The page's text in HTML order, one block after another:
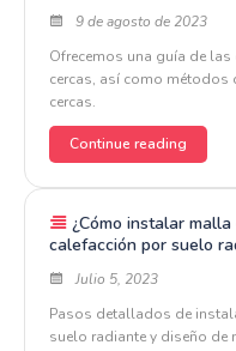
9 de agosto de 2023
Ofrecemos una guía de
cercas, así como métodos
cercas.
Continue reading
¿Cómo instalar
calefacción por suelo
Julio 5, 2023
Pasos detallados de
suelo radiante y diseño de